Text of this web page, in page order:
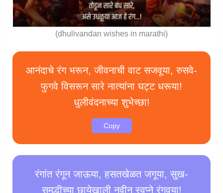
(dhulivandan wishes in marathi)
आनंदाचे रंग भरून, जीवनाची वाट सजवूया, रुसवे-
फुगवे विसरून सारे नात्यांना घट्ट धरूया!
धुलीवंदनाच्या शुभेच्छा!
Copy
रंगांत रंगून जाऊया, हसतखेळत जगूया, सुख-
समृद्धीच्या छायेखाली नवीन स्वप्ने रंगवूया!